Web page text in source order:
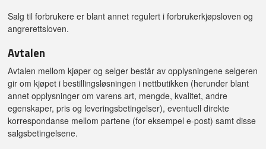
Salg til forbrukere er blant annet regulert i forbrukerkjøpsloven og
angrerettsloven.
Avtalen
Avtalen mellom kjøper og selger består av opplysningene selgeren
gir om kjøpet i bestillingsløsningen i nettbutikken (herunder blant
annet opplysninger om varens art, mengde, kvalitet, andre
egenskaper, pris og leveringsbetingelser), eventuell direkte
korrespondanse mellom partene (for eksempel e-post) samt disse
salgsbetingelsene.